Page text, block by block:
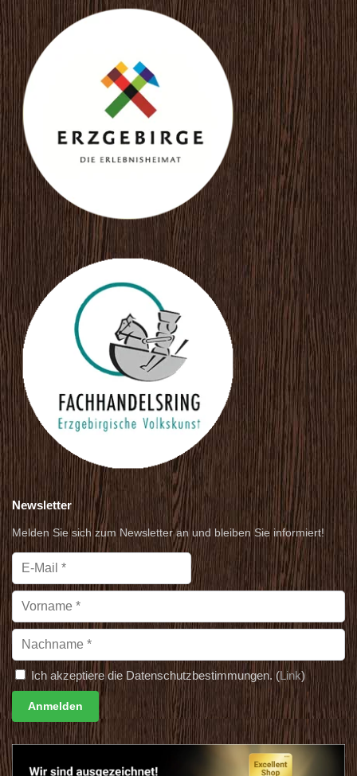
Newsletter
Melden Sie sich zum Newsletter an und bleiben Sie informiert!
Ich akzeptiere die Datenschutzbestimmungen. (Link)